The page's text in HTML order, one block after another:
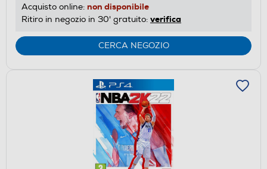
Acquisto online: non disponibile
Ritiro in negozio in 30' gratuito: verifica
CERCA NEGOZIO